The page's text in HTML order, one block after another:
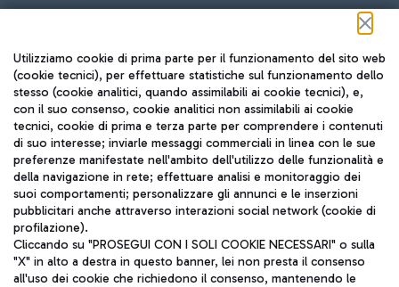
Fast Food
all'aeroporto.
Treno
Raggiungi velocemente l'aeroporto di Fiumicino da Roma
tramite i servizi ferroviari Trenitalia.
Seguici sui social
TRAVEL JOURNAL
ITA
Utilizziamo cookie di prima parte per il funzionamento del sito web
(cookie tecnici), per effettuare statistiche sul funzionamento dello
stesso (cookie analitici, quando assimilabili ai cookie tecnici), e,
con il suo consenso, cookie analitici non assimilabili ai cookie
tecnici, cookie di prima e terza parte per comprendere i contenuti
di suo interesse; inviarle messaggi commerciali in linea con le sue
preferenze manifestate nell'ambito dell'utilizzo delle funzionalità e
della navigazione in rete; effettuare analisi e monitoraggio dei
suoi comportamenti; personalizzare gli annunci e le inserzioni
pubblicitari anche attraverso interazioni social network (cookie di
profilazione).
Cliccando su "PROSEGUI CON I SOLI COOKIE NECESSARI" o sulla
"X" in alto a destra in questo banner, lei non presta il consenso
all'uso dei cookie che richiedono il consenso, mantenendo le